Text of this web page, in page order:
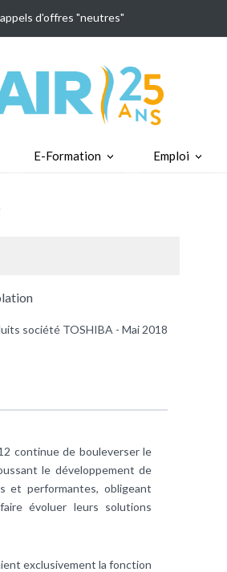
d'offres "neutres"
E-Formation Emploi
société TOSHIBA - Mai 2018
continue de bouleverser le
le développement de
et performantes, obligeant
évoluer leurs solutions
exclusivement la fonction